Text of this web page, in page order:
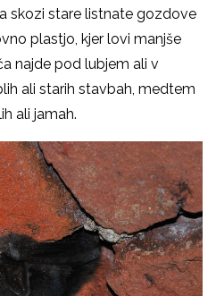
skozi stare listnate gozdove
plastjo, kjer lovi manjše
najde pod lubjem ali v
ali starih stavbah, medtem
ali jamah.